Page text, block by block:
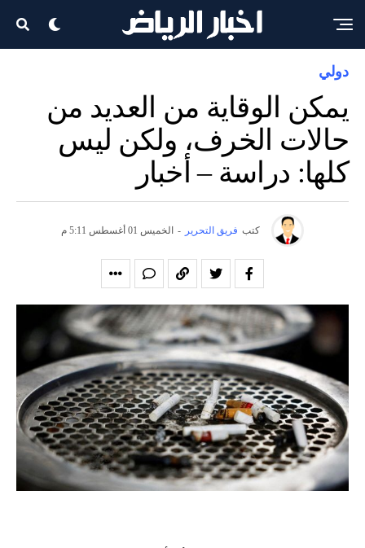
دولي
يمكن الوقاية من العديد من
حالات الخرف، ولكن ليس
كلها: دراسة – أخبار
كتب فريق التحرير - الخميس 01 أغسطس 5:11 م